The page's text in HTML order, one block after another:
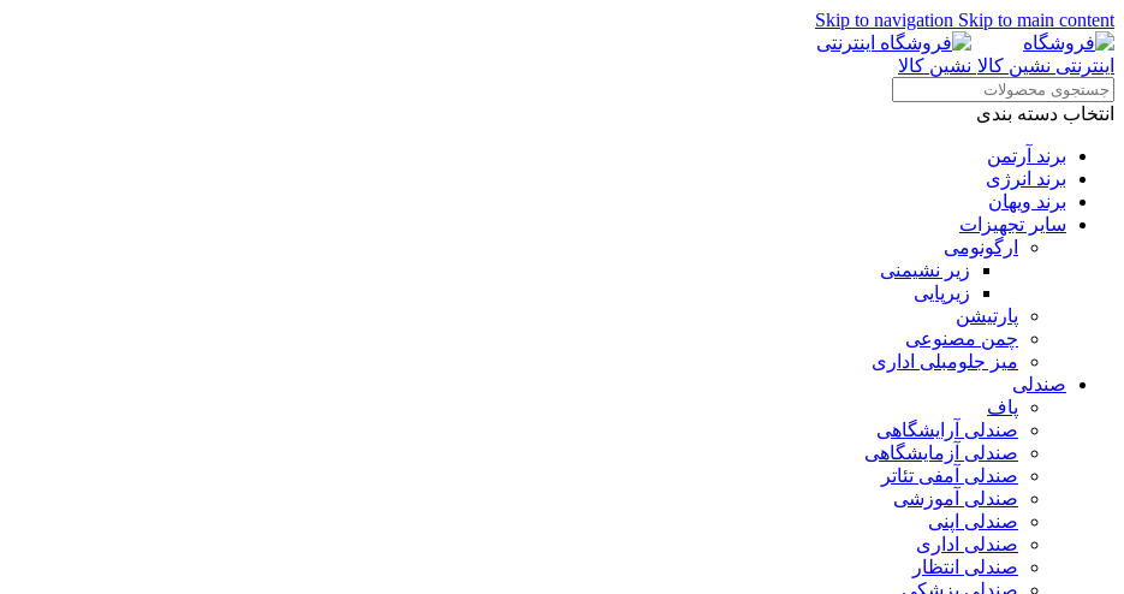
Skip to navigation Skip to main content
انتخاب دسته بندی
برند آرتمن
برند انرژی
برند ویهان
سایر تجهیزات
ارگونومی
زیر نشیمنی
زیرپایی
پارتیشن
چمن مصنوعی
میز جلومبلی اداری
صندلی
پاف
صندلی آرایشگاهی
صندلی آزمایشگاهی
صندلی آمفی تئاتر
صندلی آموزشی
صندلی اپنی
صندلی اداری
صندلی انتظار
صندلی پزشکی